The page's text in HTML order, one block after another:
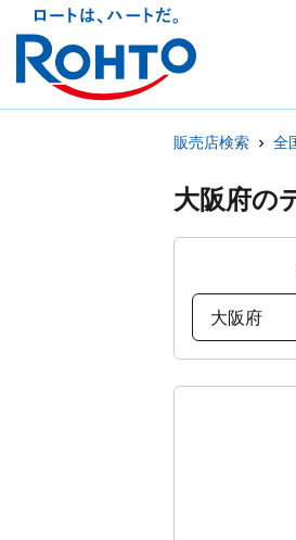
販売店検索 全
大阪府の
大阪府